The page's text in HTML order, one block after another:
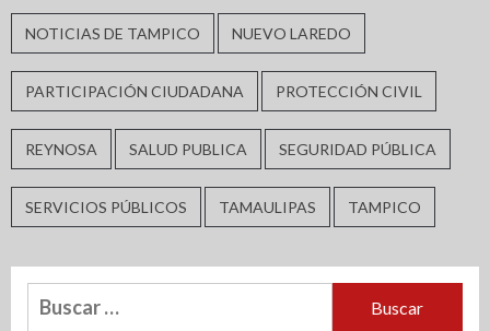
NOTICIAS DE TAMPICO NUEVO LAREDO
PARTICIPACIÓN CIUDADANA PROTECCIÓN CIVIL
REYNOSA SALUD PUBLICA SEGURIDAD PÚBLICA
SERVICIOS PÚBLICOS TAMAULIPAS TAMPICO
Buscar: